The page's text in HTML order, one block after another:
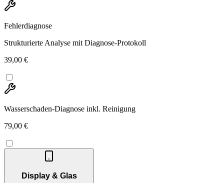
Fehlerdiagnose
Strukturierte Analyse mit Diagnose-Protokoll
39,00 €
Wasserschaden-Diagnose inkl. Reinigung
79,00 €
Display & Glas